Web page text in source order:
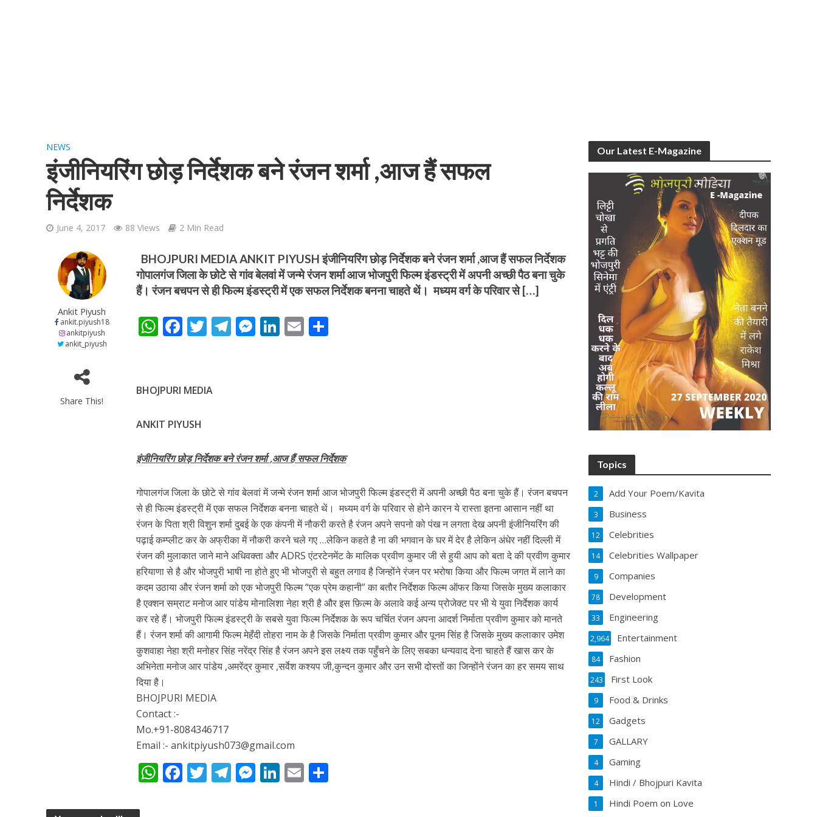
नेहा म्यूजिक वर्ल्ड पर रिलीज हुआ भोजपुरी गीत जिंदगी जियल छोड़ देहब, दर्शकों का मिल रहा भरपूर प्यार
NEWS
इंजीनियरिंग छोड़ निर्देशक बने रंजन शर्मा ,आज हैं सफल
निर्देशक
June 4, 2017 88 Views 2 Min Read
Ankit Piyush
ankit.piyush18
ankitpiyush
ankit_piyush
Share This!
BHOJPURI MEDIA ANKIT PIYUSH इंजीनियरिंग छोड़ निर्देशक बने रंजन शर्मा ,आज हैं सफल निर्देशक
गोपालगंज जिला के छोटे से गांव बेलवां में जन्मे रंजन शर्मा आज भोजपुरी फिल्म इंडस्ट्री में अपनी अच्छी पैठ बना चुके
हैं। रंजन बचपन से ही फिल्म इंडस्ट्री में एक सफल निर्देशक बनना चाहते थें। मध्यम वर्ग के परिवार से […]
W
s
A
p
F
b
o
T
er
T M Li E
BHOJPURI MEDIA
ANKIT PIYUSH
इंजीनियरिंग छोड़ निर्देशक बने रंजन शर्मा ,आज हैं सफल निर्देशक
गोपालगंज जिला के छोटे से गांव बेलवां में जन्मे रंजन शर्मा आज भोजपुरी फिल्म इंडस्ट्री में अपनी अच्छी पैठ बना चुके हैं। रंजन बचपन
से ही फिल्म इंडस्ट्री में एक सफल निर्देशक बनना चाहते थें। मध्यम वर्ग के परिवार से होने कारन ये रास्ता इतना आसान नहीं था
रंजन के पिता श्री विशुन शर्मा दुबई के एक कंपनी में नौकरी करते है रंजन अपने सपनो को पंख न लगता देख अपनी इंजीनियरिंग की
पढ़ाई कम्प्लीट कर के अफ्रीका में नौकरी करने चले गए …लेकिन कहते है ना की भगवान के घर में देर है लेकिन अंधेर नहीं दिल्ली में
रंजन की मुलाकात जाने माने अधिवक्ता और ADRS एंटरटेनमेंट के मालिक प्रवीण कुमार जी से हुयी आप को बता दे की प्रवीण कुमार
हरियाणा से है और भोजपुरी भाषी ना होते हुए भी भोजपुरी से बहुत लगाव है जिन्होंने रंजन पर भरोषा किया और फिल्म जगत में लाने का
कदम उठाया और रंजन शर्मा को एक भोजपुरी फिल्म “एक प्रेम कहानी” का बतौर निर्देशक फिल्म ऑफर किया जिसके मुख्य कलाकार
है एक्शन सम्राट मनोज आर पांडेय मोनालिशा नेहा श्री है और इस फ़िल्म के अलावे कई अन्य प्रोजेक्ट पर भी ये युवा निर्देशक कार्य
कर रहे हैं। भोजपुरी फिल्म इंडस्ट्री के सबसे युवा फिल्म निर्देशक के रूप चर्चित रंजन अपना आदर्श निर्माता प्रवीण कुमार को मानते
हैं। रंजन शर्मा की आगामी फिल्म मेहँदी तोहरा नाम के है जिसके निर्माता प्रवीण कुमार और पूनम सिंह है जिसके मुख्य कलाकार उमेश
कुशवाहा नेहा श्री मनोहर सिंह नरेंद्र सिंह है रंजन अपने इस लक्ष्य तक पहुँचने के लिए सबका धन्यवाद देना चाहते हैं खास कर के
अभिनेता मनोज आर पांडेय ,अमरेंद्र कुमार ,सर्वेश कश्यप जी,कुन्दन कुमार और उन सभी दोस्तों का जिन्होंने रंजन का हर समय साथ
दिया है।
BHOJPURI MEDIA
Contact :-
Mo.+91-8084346717
Email :- ankitpiyush073@gmail.com
W F T T M Li E
Our Latest E-Magazine
Topics
Add Your Poem/Kavita
2
Business
3
Celebrities
12
Celebrities Wallpaper
14
Companies
9
Development
78
Engineering
33
Entertainment
2,964
Fashion
84
First Look
243
Food & Drinks
9
Gadgets
12
GALLARY
7
Gaming
4
Hindi / Bhojpuri Kavita
4
Hindi Poem on Love
1